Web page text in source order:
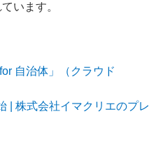
います。
自治体」（クラウド
| 株式会社イマクリエのプレ